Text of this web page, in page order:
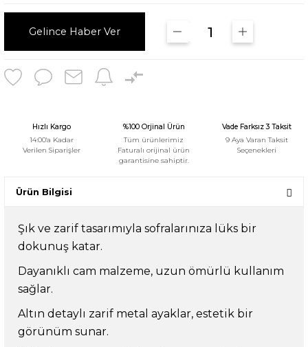
Gelince Haber Ver
Hızlı Kargo
14:00'a Kadar
Verilen Siparişler
%100 Orjinal Ürün
Tüm ürünlerimiz
Faturalı orijinal ürün
garantisine sahiptir.
Vade Farksız 3 Taksit
9 Aya Varan Taksit
Seçenekleri
Ürün Bilgisi
Şık ve zarif tasarımıyla sofralarınıza lüks bir
dokunuş katar.
Dayanıklı cam malzeme, uzun ömürlü kullanım
sağlar.
Altın detaylı zarif metal ayaklar, estetik bir
görünüm sunar.